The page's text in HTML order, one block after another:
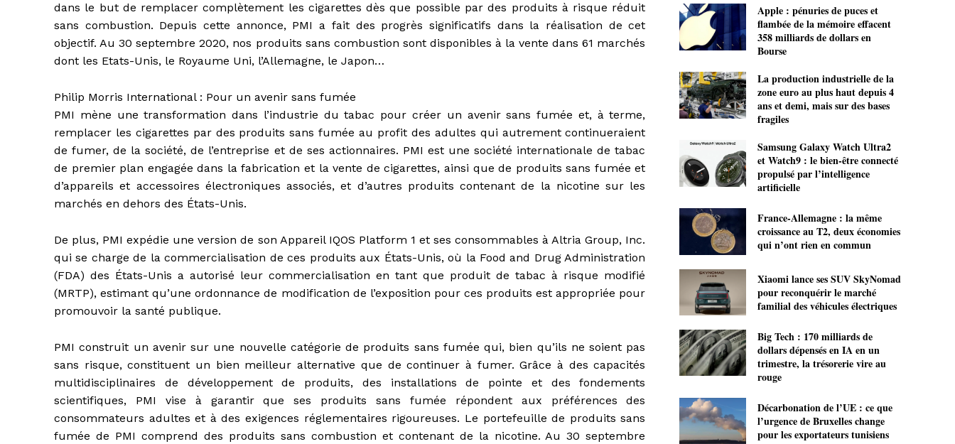
dans le but de remplacer complètement les cigarettes dès que possible par des produits à risque réduit
sans combustion. Depuis cette annonce, PMI a fait des progrès significatifs dans la réalisation de cet
objectif. Au 30 septembre 2020, nos produits sans combustion sont disponibles à la vente dans 61 marchés
dont les Etats-Unis, le Royaume Uni, l’Allemagne, le Japon…
Philip Morris International : Pour un avenir sans fumée
PMI mène une transformation dans l’industrie du tabac pour créer un avenir sans fumée et, à terme,
remplacer les cigarettes par des produits sans fumée au profit des adultes qui autrement continueraient
de fumer, de la société, de l’entreprise et de ses actionnaires. PMI est une société internationale de tabac
de premier plan engagée dans la fabrication et la vente de cigarettes, ainsi que de produits sans fumée et
d’appareils et accessoires électroniques associés, et d’autres produits contenant de la nicotine sur les
marchés en dehors des États-Unis.
De plus, PMI expédie une version de son Appareil IQOS Platform 1 et ses consommables à Altria Group, Inc.
qui se charge de la commercialisation de ces produits aux États-Unis, où la Food and Drug Administration
(FDA) des États-Unis a autorisé leur commercialisation en tant que produit de tabac à risque modifié
(MRTP), estimant qu’une ordonnance de modification de l’exposition pour ces produits est appropriée pour
promouvoir la santé publique.
PMI construit un avenir sur une nouvelle catégorie de produits sans fumée qui, bien qu’ils ne soient pas
sans risque, constituent un bien meilleur alternative que de continuer à fumer. Grâce à des capacités
multidisciplinaires de développement de produits, des installations de pointe et des fondements
scientifiques, PMI vise à garantir que ses produits sans fumée répondent aux préférences des
consommateurs adultes et à des exigences réglementaires rigoureuses. Le portefeuille de produits sans
fumée de PMI comprend des produits sans combustion et contenant de la nicotine. Au 30 septembre
Apple : pénuries de puces et
flambée de la mémoire effacent
358 milliards de dollars en
Bourse
La production industrielle de la
zone euro au plus haut depuis 4
ans et demi, mais sur des bases
fragiles
Samsung Galaxy Watch Ultra2
et Watch9 : le bien-être connecté
propulsé par l’intelligence
artificielle
France-Allemagne : la même
croissance au T2, deux économies
qui n’ont rien en commun
Xiaomi lance ses SUV SkyNomad
pour reconquérir le marché
familial des véhicules électriques
Big Tech : 170 milliards de
dollars dépensés en IA en un
trimestre, la trésorerie vire au
rouge
Décarbonation de l’UE : ce que
l’urgence de Bruxelles change
pour les exportateurs tunisiens